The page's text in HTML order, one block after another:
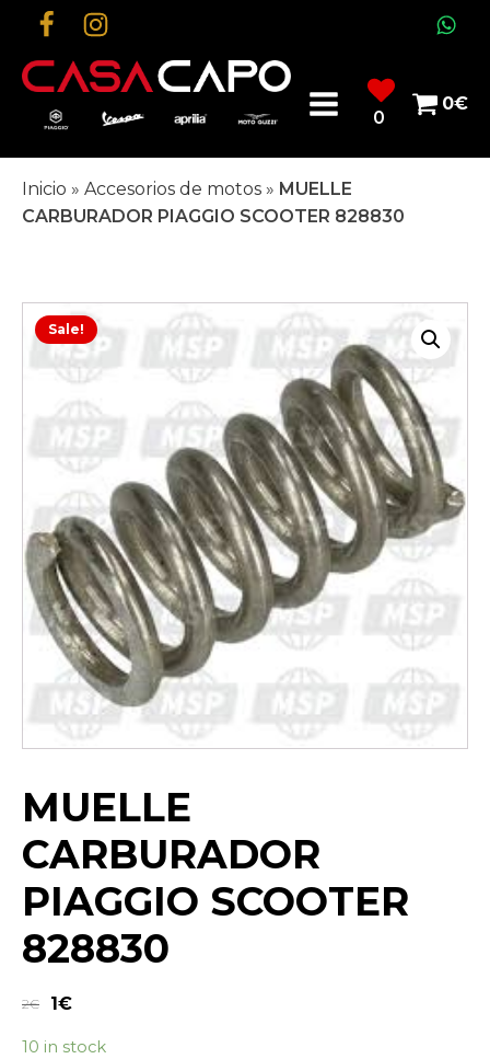
0
0€
Inicio » Accesorios de motos » MUELLE
CARBURADOR PIAGGIO SCOOTER 828830
Sale!
MUELLE
CARBURADOR
PIAGGIO SCOOTER
828830
2€ 1 €
10 in stock